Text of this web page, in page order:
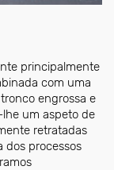
principalmente
com uma
engrossa e
um aspeto de
retratadas
dos processos